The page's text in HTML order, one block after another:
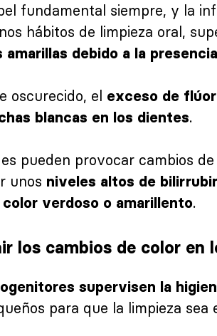
fundamental siempre, y la
hábitos de limpieza oral,
amarillas debido a la
oscurecido, el exceso de flúor
blancas en los dientes.
pueden provocar cambios
unos niveles altos de
verdoso o amarillento.
los cambios de color en
supervisen la
para que la limpieza sea